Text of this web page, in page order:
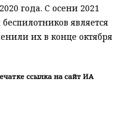
года. С осени 2021
является
их в конце октября
ссылка на сайт ИА